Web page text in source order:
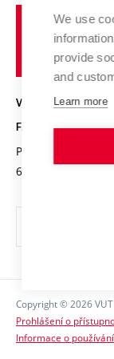
Pracovní nabídky
Den chemie
Chemici z VUT
Stipendia
Studijní předpisy
Projekty
Úspěchy a ocenění
Konference a
Kvalifikační řízení
Fórum Chemistry
Střední školy a
Popularizace vědy
Historie fakulty
Kalendář akcí
Fotogalerie
Absolventi
Reklamní
Fakultní časopis
Ochrana osobních
Kontakty
VYSOKÉ UČENÍ
FAKULTA
Purkyňova 464/
612 00 Brno
Copyright © 2026 VUT
Prohlášení o
Informace o
We use
provide
and
Learn more